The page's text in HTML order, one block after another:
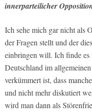
innerparteilicher
Ich sehe mich gar nicht als
der Fragen stellt und der
einbringen will. Ich finde es
Deutschland im
verkümmert ist, dass
und nicht mehr diskutiert
wird man dann als